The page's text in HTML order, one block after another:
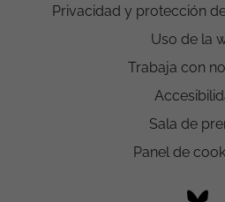
Privacidad y protección
Uso de la
Trabaja con
Sala de
Panel de